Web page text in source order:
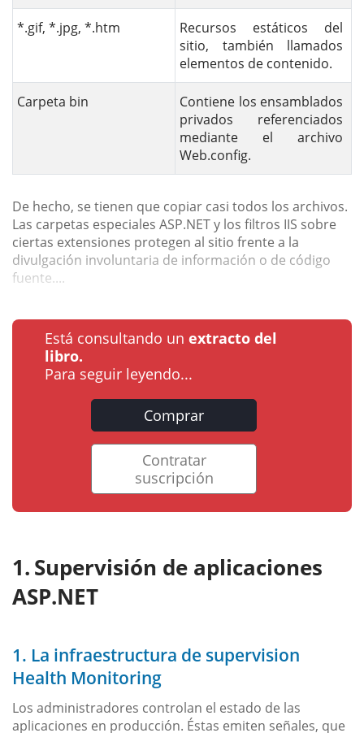
*.gif, *.jpg, *.htm
Recursos estáticos del
sitio, también llamados
elementos de contenido.
Carpeta bin
Contiene los ensamblados
privados referenciados
mediante el archivo
Web.config.
De hecho, se tienen que copiar casi todos los archivos.
Las carpetas especiales ASP.NET y los filtros IIS sobre
ciertas extensiones protegen al sitio frente a la
divulgación involuntaria de información o de código
fuente....
Está consultando un extracto del
libro.
Para seguir leyendo...
Comprar
Contratar
suscripción
Supervisión de aplicaciones
ASP.NET
1. La infraestructura de supervision
Health Monitoring
Los administradores controlan el estado de las
aplicaciones en producción. Éstas emiten señales, que